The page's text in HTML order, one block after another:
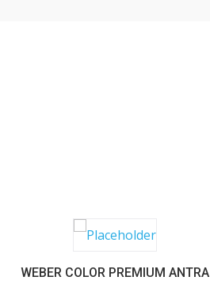
WEBER COLOR PREMIUM ANTRA